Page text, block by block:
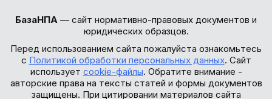
БазаНПА — сайт нормативно-правовых документов и
юридических образцов.
Перед использованием сайта пожалуйста ознакомьтесь
с Политикой обработки персональных данных. Сайт
использует cookie-файлы. Обратите внимание -
авторские права на тексты статей и формы документов
защищены. При цитировании материалов сайта